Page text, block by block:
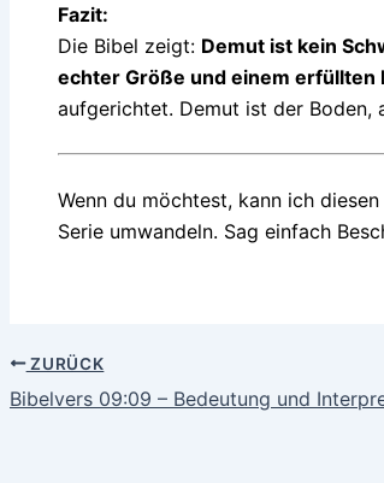
Fazit:
Die Bibel zeigt: Demut ist kein
echter Größe und einem erfüllten
aufgerichtet. Demut ist der Boden,
Wenn du möchtest, kann ich
Serie umwandeln. Sag einfach
ZURÜCK
Bibelvers 09:09 – Bedeutung und